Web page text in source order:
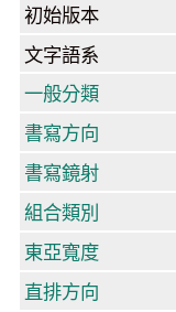
初始版本
文字語系
一般分類
書寫方向
書寫鏡射
組合類別
東亞寬度
直排方向